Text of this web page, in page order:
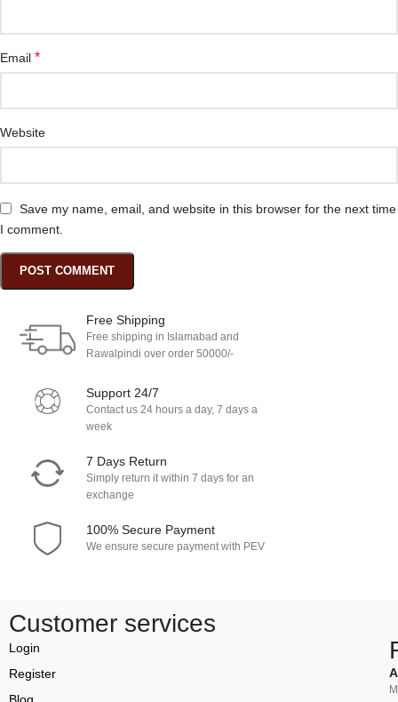
Email *
Website
Save my name, email, and website in this browser for the next time
I comment.
Free Shipping
Free shipping in Islamabad and
Rawalpindi over order 50000/-
Support 24/7
Contact us 24 hours a day, 7 days a
week
7 Days Return
Simply return it within 7 days for an
exchange
100% Secure Payment
We ensure secure payment with PEV
Customer services
Login
Register